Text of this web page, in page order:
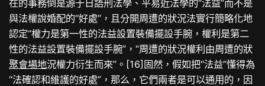
在的事務倒是源于日語刑法學、平易近法學的“法益”而不是
與法權說婚配的“好處”，且分開周遭的狀況法實行簡略化地
認定“權力是第一性的法益設置裝備擺設手腕，權利是第二
性的法益設置裝備擺設手腕”，“周遭的狀況權利由周遭的狀
聚會場地況權力衍生而來”。[16]固然，假如把“法益”懂得為
“法確認和維護的好處”，那么，它們兩者是可以通用的，因